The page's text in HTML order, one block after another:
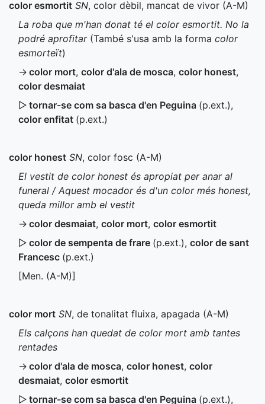
color esmortit SN, color dèbil, mancat de vivor (A-M)
La roba que m'han donat té el color esmortit. No la
podré aprofitar (També s'usa amb la forma color
esmorteït)
→ color mort, color d'ala de mosca, color honest,
color desmaiat
▷ tornar-se com sa basca d'en Peguina (p.ext.),
color enfitat (p.ext.)
color honest SN, color fosc (A-M)
El vestit de color honest és apropiat per anar al
funeral / Aquest mocador és d'un color més honest,
queda millor amb el vestit
→ color desmaiat, color mort, color esmortit
▷ color de sempenta de frare (p.ext.), color de sant
Francesc (p.ext.)
[Men. (A-M)]
color mort SN, de tonalitat fluixa, apagada (A-M)
Els calçons han quedat de color mort amb tantes
rentades
→ color d'ala de mosca, color honest, color
desmaiat, color esmortit
▷ tornar-se com sa basca d'en Peguina (p.ext.),